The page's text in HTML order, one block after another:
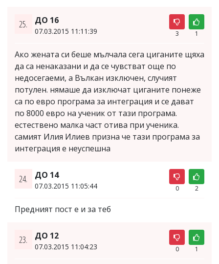
25. ДО 16
07.03.2015 11:11:39 3 1
Ако жената си беше мълчала сега циганите щяха
да са ненаказани и да се чувстват още по
недосегаеми, а Вълкан изключен, случият
потулен. нямаше да изключат циганите понеже
са по евро програма за интеграция и се дават
по 8000 евро на ученик от тази програма.
естествено малка част отива при ученика.
самият Илия Илиев призна че тази програма за
интеграция е неуспешна
24. ДО 14
07.03.2015 11:05:44 0 2
Предният пост е и за теб
23. ДО 12
07.03.2015 11:04:23 0 1